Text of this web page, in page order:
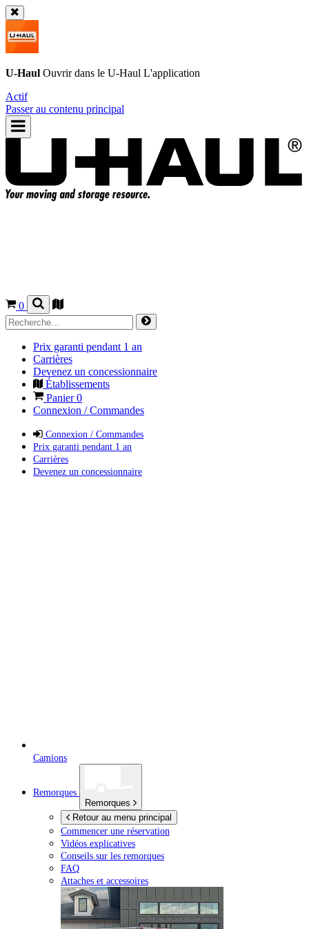
U-Haul Ouvrir dans le U-Haul L'application
Actif
Passer au contenu principal
0
Prix garanti pendant 1 an
Carrières
Devenez un concessionnaire
Établissements
Panier0
Connexion / Commandes
Connexion / Commandes
Prix garanti pendant 1 an
Carrières
Devenez un concessionnaire
Camions
Remorques
Remorques
Retour au menu principal
Commencer une réservation
Vidéos explicatives
Conseils sur les remorques
FAQ
Attaches et accessoires